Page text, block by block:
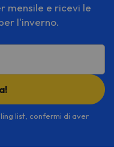
mensile e ricevi le
l'inverno.
list, confermi di aver